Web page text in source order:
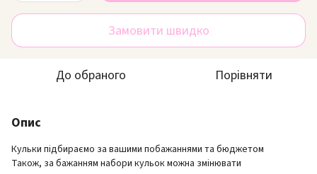
Замовити швидко
До обраного Порівняти
Опис
Кульки підбираємо за вашими побажаннями та бюджетом
Також, за бажанням набори кульок можна змінювати